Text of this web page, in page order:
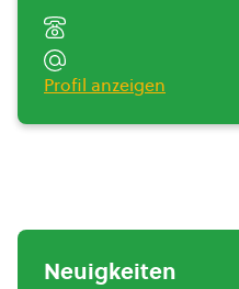
Profil anzeigen
Neuigkeiten